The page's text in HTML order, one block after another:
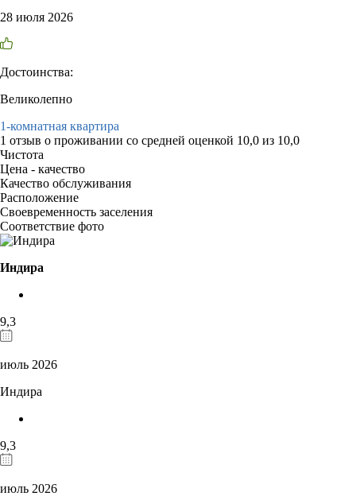
28 июля 2026
Достоинства:
Великолепно
1-комнатная квартира
1 отзыв о проживании со средней оценкой 10,0 из 10,0
Чистота
Цена - качество
Качество обслуживания
Расположение
Своевременность заселения
Соответствие фото
Индира
9,3
июль 2026
Индира
9,3
июль 2026